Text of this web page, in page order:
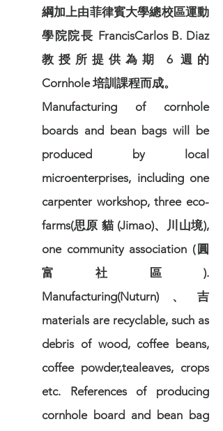
綱加上由菲律賓大學總校區運動
學院院長 FrancisCarlos B. Diaz
教授所提供為期 6 週的
Cornhole 培訓課程而成。
Manufacturing of cornhole
boards and bean bags will be
produced by local
microenterprises, including one
carpenter workshop, three eco-
farms(思原 貓 (Jimao)、川山境),
one community association (圓
富社區).
Manufacturing(Nuturn)、吉
materials are recyclable, such as
debris of wood, coffee beans,
coffee powder,tealeaves, crops
etc. References of producing
cornhole board and bean bag